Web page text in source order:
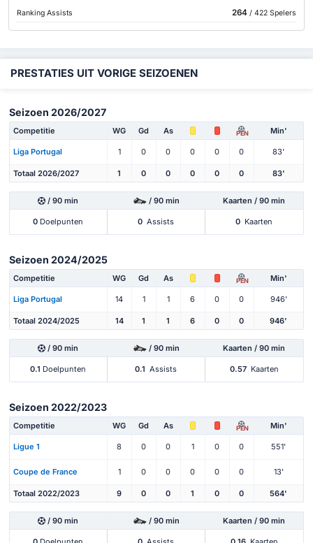
Ranking Assists 264/ 422 Spelers
PRESTATIES UIT VORIGE SEIZOENEN
Seizoen 2026/2027
Competitie WG Gd As PEN Min'
Liga Portugal 1 0 0 0 0 0 83'
Totaal 2026/2027 1 0 0 0 0 0 83'
/ 90 min / 90 min Kaarten / 90 min
0 Doelpunten 0 Assists 0 Kaarten
Seizoen 2024/2025
Competitie WG Gd As PEN Min'
Liga Portugal 14 1 1 6 0 0 946'
Totaal 2024/2025 14 1 1 6 0 0 946'
/ 90 min / 90 min Kaarten / 90 min
0.1 Doelpunten 0.1 Assists 0.57 Kaarten
Seizoen 2022/2023
Competitie WG Gd As PEN Min'
Ligue 1 8 0 0 1 0 0 551'
Coupe de France 1 0 0 0 0 0 13'
Totaal 2022/2023 9 0 0 1 0 0 564'
/ 90 min / 90 min Kaarten / 90 min